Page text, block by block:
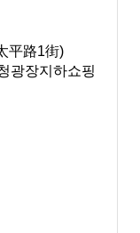
平路1街)
광장지하쇼핑